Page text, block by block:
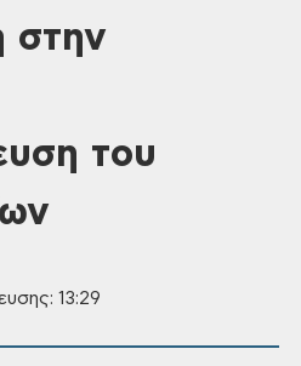
στην
του
13:29